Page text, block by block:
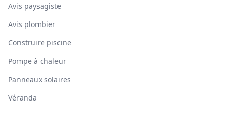
Avis paysagiste
Avis plombier
Construire piscine
Pompe à chaleur
Panneaux solaires
Véranda